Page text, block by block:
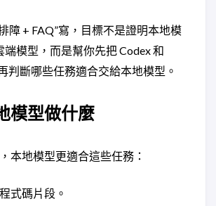
障 + FAQ”寫，目標不是證明本地模
端模型，而是幫你先把 Codex 和
判斷哪些任務適合交給本地模型。
模型做什麼
本地模型更適合這些任務：
式碼片段。